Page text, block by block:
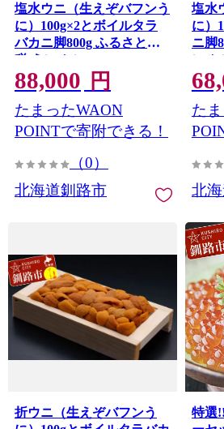
塩水ウニ（生えぞバフンう
に）100g×2とボイルタラ
バカニ脚800g ふるさと納
88,000 円
たまったWAON
POINTで寄附できる！
（0）
北海道釧路市
塩水
に）
ニ脚
た
北
折ウニ（生えぞバフンう
特選